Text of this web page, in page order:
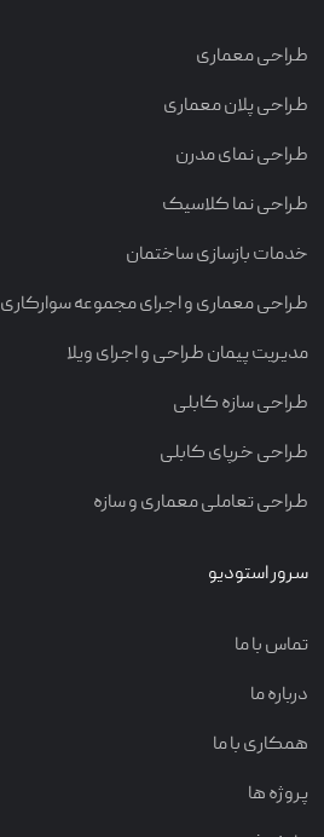
طراحی معماری
طراحی پلان معماری
طراحی نمای مدرن
طراحی نما کلاسیک
خدمات بازسازی ساختمان
طراحی معماری و اجرای مجموعه سوارکاری
مدیریت پیمان طراحی و اجرای ویلا
طراحی سازه کابلی
طراحی خرپای کابلی
طراحی تعاملی معماری و سازه
سرور استودیو
تماس با ما
درباره ما
همکاری با ما
پروژه ها